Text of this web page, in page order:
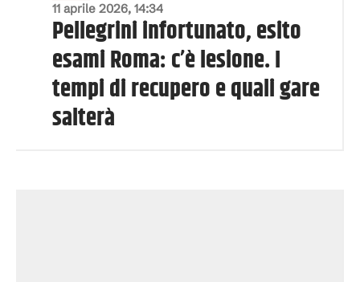
11 aprile 2026, 14:34
Pellegrini infortunato, esito
esami Roma: c’è lesione. I
tempi di recupero e quali gare
salterà